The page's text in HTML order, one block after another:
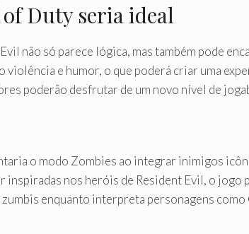
Duty seria ideal
não só parece lógica, mas também pode
e humor, o que poderá criar uma
poderão desfrutar de um novo nível de
o modo Zombies ao integrar inimigos
nos heróis de Resident Evil, o
enquanto interpreta personagens